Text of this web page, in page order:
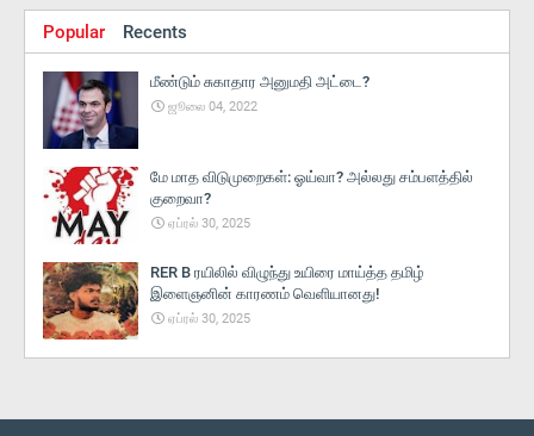
Popular Recents
மீண்டும் சுகாதார அனுமதி அட்டை?
ஜூலை 04, 2022
மே மாத விடுமுறைகள்: ஓய்வா? அல்லது சம்பளத்தில்
குறைவா?
ஏப்ரல் 30, 2025
RER B ரயிலில் விழுந்து உயிரை மாய்த்த தமிழ்
இளைஞனின் காரணம் வெளியானது!
ஏப்ரல் 30, 2025